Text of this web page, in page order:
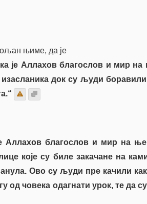
њиме, да је
је Аллахов благослов и мир на
док су људи
Аллахов благослов и мир на
које су биле закачане на
Ово су људи пре качили
од човека одагнати урок, те